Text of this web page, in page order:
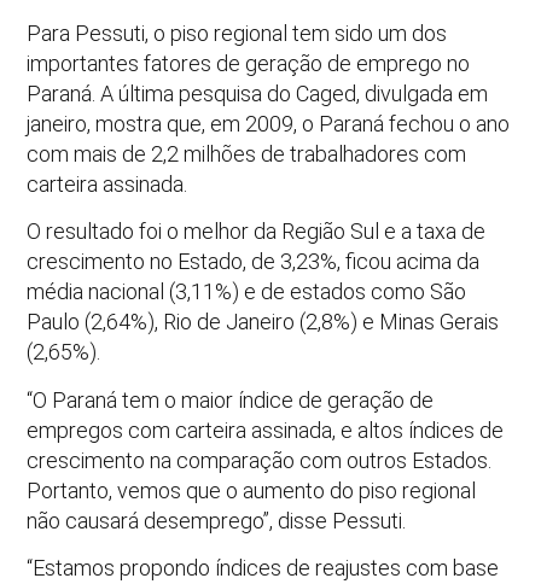
Para Pessuti, o piso regional tem sido um dos
importantes fatores de geração de emprego no
Paraná. A última pesquisa do Caged, divulgada em
janeiro, mostra que, em 2009, o Paraná fechou o ano
com mais de 2,2 milhões de trabalhadores com
carteira assinada.
O resultado foi o melhor da Região Sul e a taxa de
crescimento no Estado, de 3,23%, ficou acima da
média nacional (3,11%) e de estados como São
Paulo (2,64%), Rio de Janeiro (2,8%) e Minas Gerais
(2,65%).
“O Paraná tem o maior índice de geração de
empregos com carteira assinada, e altos índices de
crescimento na comparação com outros Estados.
Portanto, vemos que o aumento do piso regional
não causará desemprego”, disse Pessuti.
“Estamos propondo índices de reajustes com base